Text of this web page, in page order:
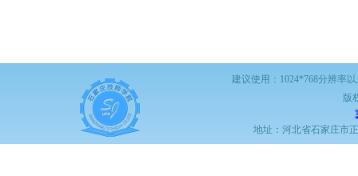
建议使用：1024*768分辨率
版
地址：河北省石家庄市